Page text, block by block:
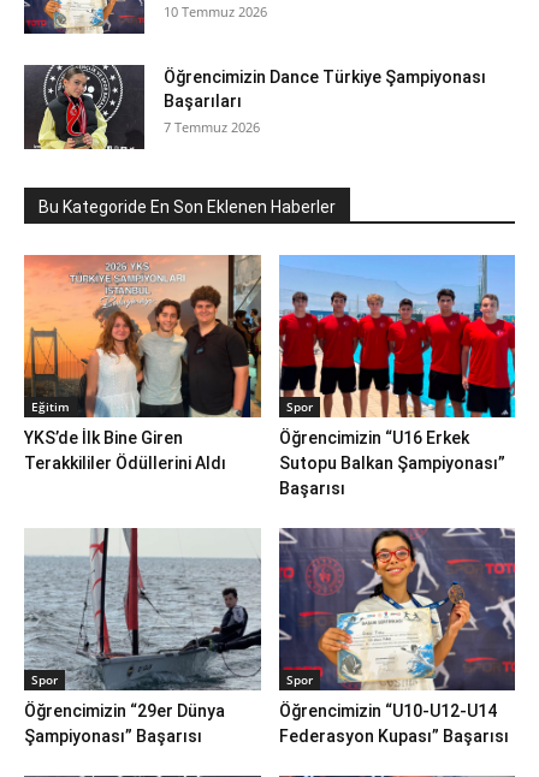
10 Temmuz 2026
Öğrencimizin Dance Türkiye Şampiyonası
Başarıları
7 Temmuz 2026
Bu Kategoride En Son Eklenen Haberler
Eğitim
YKS’de İlk Bine Giren
Terakkililer Ödüllerini Aldı
Spor
Öğrencimizin “U16 Erkek
Sutopu Balkan Şampiyonası”
Başarısı
Spor
Öğrencimizin “29er Dünya
Şampiyonası” Başarısı
Spor
Öğrencimizin “U10-U12-U14
Federasyon Kupası” Başarısı